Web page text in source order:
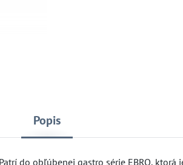
Popis
do obľúbenej gastro série EBRO, ktorá